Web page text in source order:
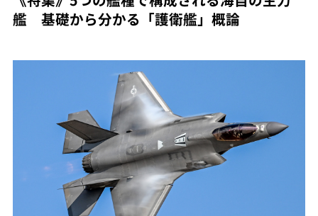
艦 基礎から分かる「護衛艦」概論